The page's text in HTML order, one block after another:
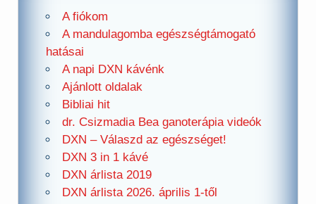
A fiókom
A mandulagomba egészségtámogató
hatásai
A napi DXN kávénk
Ajánlott oldalak
Bibliai hit
dr. Csizmadia Bea ganoterápia videók
DXN – Válaszd az egészséget!
DXN 3 in 1 kávé
DXN árlista 2019
DXN árlista 2026. április 1-től